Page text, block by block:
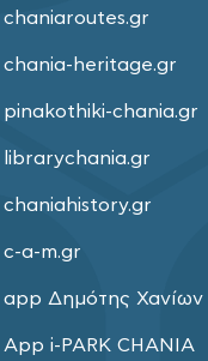
chaniaroutes.gr
chania-heritage.gr
pinakothiki-chania.gr
librarychania.gr
chaniahistory.gr
c-a-m.gr
app Δημότης Χανίων
App i-PARK CHANIA